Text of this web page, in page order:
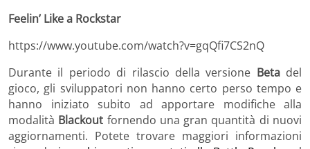
Feelin’ Like a Rockstar
https://www.youtube.com/watch?v=gqQfi7CS2nQ
Durante il periodo di rilascio della versione Betadel
gioco, gli sviluppatori non hanno certo perso tempo e
hanno iniziato subito ad apportare modifiche alla
modalità Blackout fornendo una gran quantità di nuovi
aggiornamenti. Potete trovare maggiori informazioni